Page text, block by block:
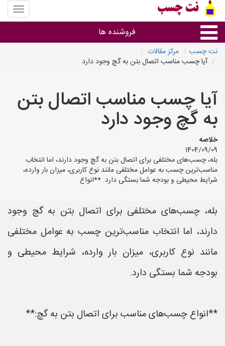
منوی
سایت
چسب
فروشنده ها
گروه ها
نت چسب
مرکز مقالات
آیا چسب مناسب اتصال بتن به گچ وجود دارد
آیا چسب مناسب اتصال بتن
به گچ وجود دارد
خلاصه
1404/09/09
بله، چسب‌های مختلفی برای اتصال بتن به گچ وجود دارند، اما انتخاب
مناسب‌ترین چسب به عوامل مختلفی مانند نوع کاربری، میزان بار وارده،
شرایط محیطی و بودجه شما بستگی دارد. **انواع
بله، چسب‌های مختلفی برای اتصال بتن به گچ وجود
دارند، اما انتخاب مناسب‌ترین چسب به عوامل مختلفی
مانند نوع کاربری، میزان بار وارده، شرایط محیطی و
بودجه شما بستگی دارد.
**انواع چسب‌های مناسب برای اتصال بتن به گچ:**